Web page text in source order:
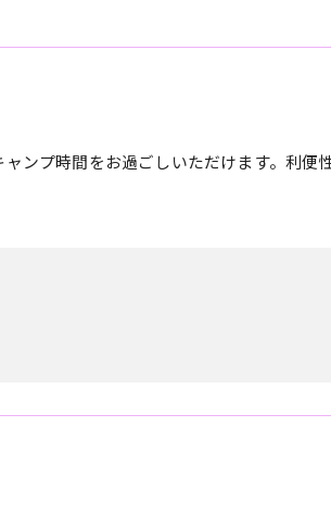
ンプ時間をお過ごしいただけます。利便